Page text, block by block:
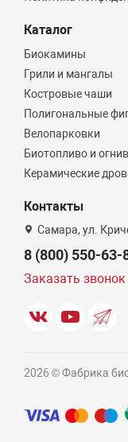
Каталог
Биокамины
Грили и мангалы
Костровые чаши
Полигональные
Велопарковки
Биотопливо и
Керамические
Контакты
Самара, ул.
8 (800) 550-63-
Заказать звонок
2026 © Фабрика